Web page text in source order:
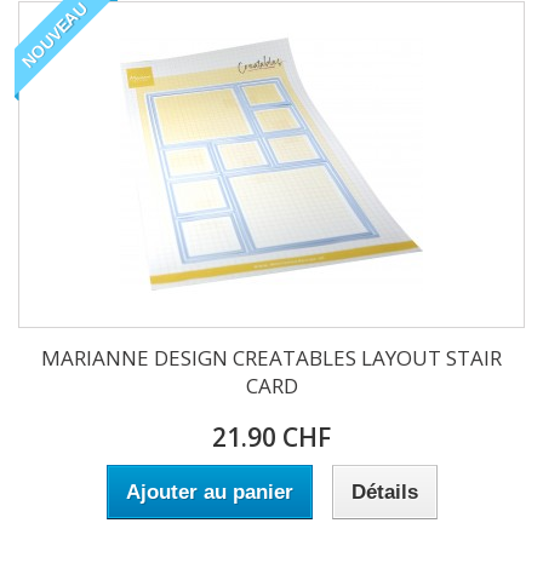
NOUVEAU
MARIANNE DESIGN CREATABLES LAYOUT STAIR
CARD
21.90 CHF
Ajouter au panier Détails